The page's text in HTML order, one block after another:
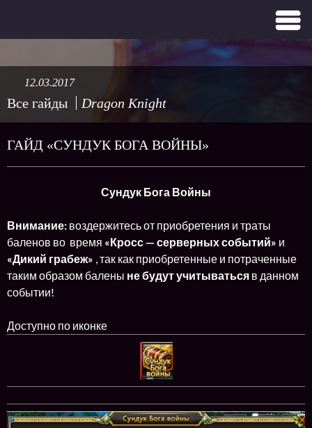
Все гайды Dragon Knight
12.03.2017
ГАЙД «СУНДУК БОГА ВОЙНЫ»
Сундук Бога Войны
Внимание: воздержитесь от приобретения и траты
баленов во время «Кросс — серверных событий» и
«Дикий грабеж» , так как приобретенные и потраченные
таким образом балены не будут учитываться в данном
событии!
Доступно по иконке